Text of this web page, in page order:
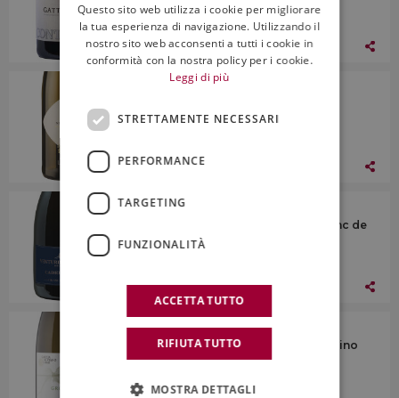
04 Settembre 2020
04 Settembre 2020
I Vini
Venturini Baldini, Spumante Brut Blanc de
Blancs Cadelvento
04 Settembre 2020
I Vini
Caccia al Piano, Toscana Igt Vermentino
Grottaia 2018
ENGLISH
Questo sito web utilizza i cookie per migliorare
la tua esperienza di navigazione. Utilizzando il
nostro sito web acconsenti a tutti i cookie in
conformità con la nostra policy per i cookie.
Leggi di più
STRETTAMENTE NECESSARI
PERFORMANCE
TARGETING
FUNZIONALITÀ
ACCETTA TUTTO
RIFIUTA TUTTO
MOSTRA DETTAGLI